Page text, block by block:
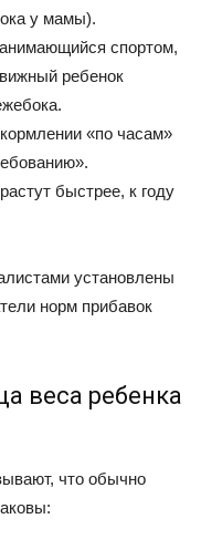
у мамы).
спортом,
ребенок
«по часам»
быстрее, к году
установлены
норм прибавок
веса ребенка
что обычно